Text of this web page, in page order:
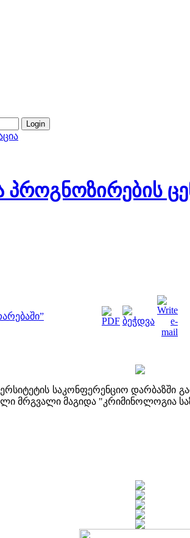
პროგნოზირების
საკონფერენციო
მრგვალი მაგიდა "კრიმინოლოგია